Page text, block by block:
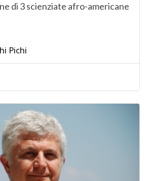
di 3 scienziate afro-americane
Pichi